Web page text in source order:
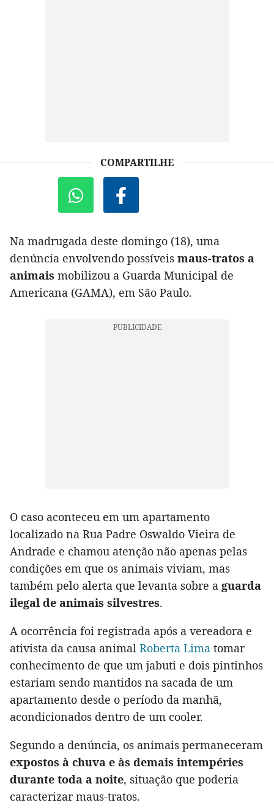
COMPARTILHE
Na madrugada deste domingo (18), uma
denúncia envolvendo possíveis maus-tratos a
animais mobilizou a Guarda Municipal de
Americana (GAMA), em São Paulo.
O caso aconteceu em um apartamento
localizado na Rua Padre Oswaldo Vieira de
Andrade e chamou atenção não apenas pelas
condições em que os animais viviam, mas
também pelo alerta que levanta sobre a guarda
ilegal de animais silvestres.
A ocorrência foi registrada após a vereadora e
ativista da causa animal Roberta Lima tomar
conhecimento de que um jabuti e dois pintinhos
estariam sendo mantidos na sacada de um
apartamento desde o período da manhã,
acondicionados dentro de um cooler.
Segundo a denúncia, os animais permaneceram
expostos à chuva e às demais intempéries
durante toda a noite, situação que poderia
caracterizar maus-tratos.